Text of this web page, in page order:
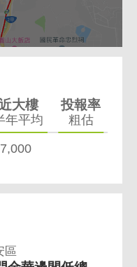
大樓
年平均
投報率
粗估
區